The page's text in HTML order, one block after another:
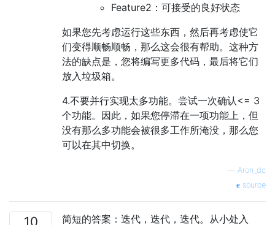
Feature2：可接受的良好状态
如果您先考虑运行这些东西，然后再考虑使它
们变得顺畅顺畅，那么这会很有帮助。这种方
法的缺点是，您将编写更多代码，最后将它们
放入垃圾箱。
4.不要并行实现太多功能。尝试一次确认<= 3
个功能。因此，如果您停滞在一项功能上，但
没有那么多功能会被很多工作所淹没，那么您
可以在其中切换。
— Aron_dc
source
10
简短的答案：迭代，迭代，迭代。从小处入